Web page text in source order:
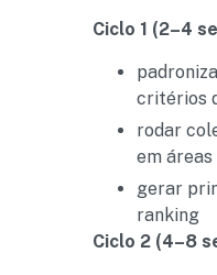
Ciclo 1 (2–4
critérios
rodar
em
gerar
ranking
Ciclo 2 (4–8